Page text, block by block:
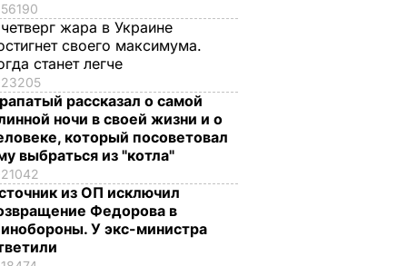
56190
жара в Украине
своего максимума.
станет легче
23205
рассказал о самой
ночи в своей жизни и о
который посоветовал
выбраться из "котла"
21042
из ОП исключил
Федорова в
У экс-министра